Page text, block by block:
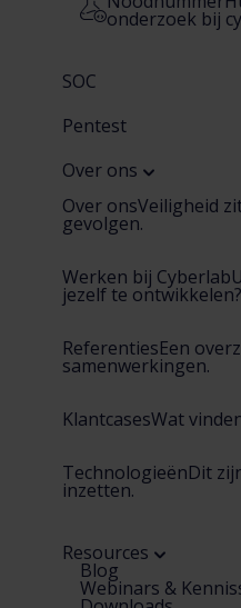
onderzoek bij
SOC
Pentest
Over ons
Over onsVeiligheid
gevolgen.
Werken bij Cyberlab
jezelf te
ReferentiesEen
samenwerkingen.
KlantcasesWat
TechnologieënDit
inzetten.
Resources
Blog
Webinars &